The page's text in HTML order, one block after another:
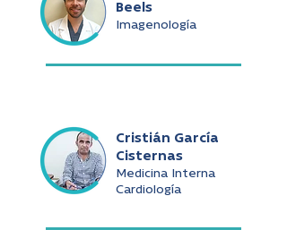
Beels
Imagenología
Cristián García
Cisternas
Medicina Interna
Cardiología